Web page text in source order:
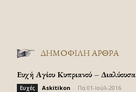
ΔΗΜΟΦΙΛΗ ΑΡΘΡΑ
Ευχή Αγίου Κυπριανού –
Ευχές Askitikon Πα 01-Ιούλ-2016